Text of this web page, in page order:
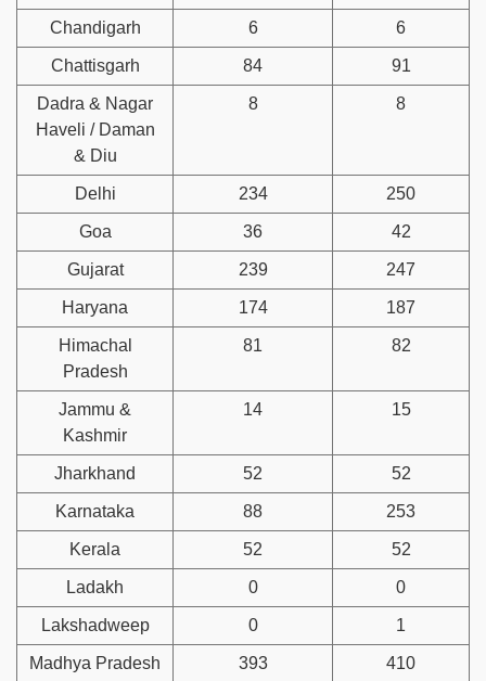
Chandigarh 6 6
Chattisgarh 84 91
Dadra & Nagar
Haveli / Daman
& Diu
8 8
Delhi 234 250
Goa 36 42
Gujarat 239 247
Haryana 174 187
Himachal
Pradesh
81 82
Jammu &
Kashmir
14 15
Jharkhand 52 52
Karnataka 88 253
Kerala 52 52
Ladakh 0 0
Lakshadweep 0 1
Madhya Pradesh 393 410